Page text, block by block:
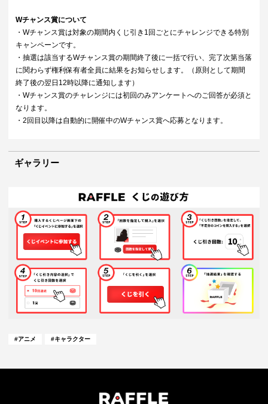
Wチャンス賞について
・Wチャンス賞は対象の期間内くじ引き1回ごとにチャレンジできる特別
キャンペーンです。
・抽選は該当するWチャンス賞の期間終了後に一括で行い、完了次第当落
に関わらず権利保有者全員に結果をお知らせします。（原則として期間
終了後の翌日12時以降に通知します）
・Wチャンス賞のチャレンジには初回のみアンケートへのご回答が必須と
なります。
・2回目以降は自動的に開催中のWチャンス賞へ応募となります。
ギャラリー
#アニメ #キャラクター